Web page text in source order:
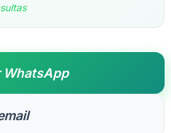
WhatsApp